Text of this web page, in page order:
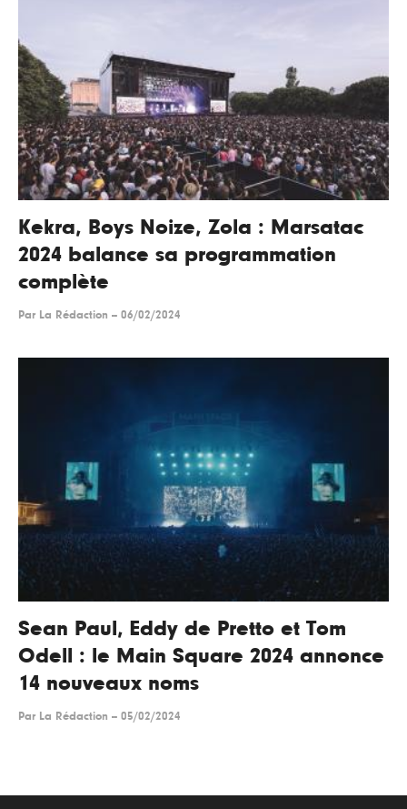
Kekra, Boys Noize, Zola : Marsatac
2024 balance sa programmation
complète
Par La Rédaction -- 06/02/2024
Sean Paul, Eddy de Pretto et Tom
Odell : le Main Square 2024 annonce
14 nouveaux noms
Par La Rédaction -- 05/02/2024